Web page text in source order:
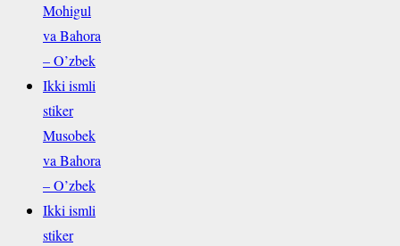
Mohigul
va Bahora
– O’zbek
Ikki ismli
stiker
Musobek
va Bahora
– O’zbek
Ikki ismli
stiker